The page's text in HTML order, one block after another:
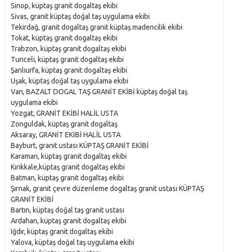
Sinop, küptaş granit dogaltaş ekibi
Sivas, granit küptaş doğal taş uygulama ekibi
Tekirdağ, granit dogaltaş granit küptaş madencilik ekibi
Tokat, küptaş granit dogaltaş ekibi
Trabzon, küptaş granit dogaltaş ekibi
Tunceli, küptaş granit dogaltaş ekibi
Şanlıurfa, küptaş granit dogaltaş ekibi
Uşak, küptaş doğal taş uygulama ekibi
Van, BAZALT DOGAL TAŞ GRANİT EKİBİ küptaş doğal taş
uygulama ekibi
Yozgat, GRANİT EKİBİ HALİL USTA
Zonguldak, küptaş granit dogaltaş
Aksaray, GRANİT EKİBİ HALİL USTA
Bayburt, granit ustası KÜPTAŞ GRANİT EKİBİ
Karaman, küptaş granit dogaltaş ekibi
Kırıkkale,küptaş granit dogaltaş ekibi
Batman, küptaş granit dogaltaş ekibi
Şırnak, granit çevre düzenleme dogaltaş granit ustası KÜPTAŞ
GRANİT EKİBİ
Bartın, küptaş doğal taş granit ustası
Ardahan, küptaş granit dogaltaş ekibi
Iğdır, küptaş granit dogaltaş ekibi
Yalova, küptaş doğal taş uygulama ekibi